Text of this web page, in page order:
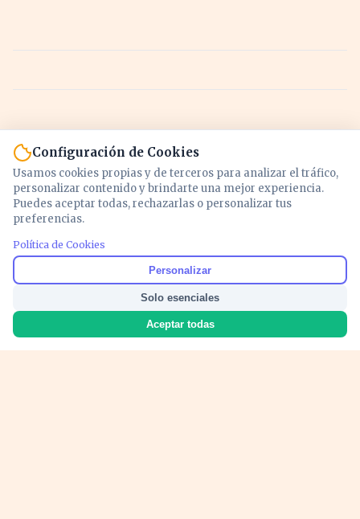
Noticias y análisis de economía, mercados,
inversión y política. Información actualizada
para entender lo que mueve tu dinero y tu
país.
Configuración de Cookies
Usamos cookies propias y de terceros para analizar el tráfico,
personalizar contenido y brindarte una mejor experiencia.
Puedes aceptar todas, rechazarlas o personalizar tus
preferencias.
Política de Cookies
Personalizar
Solo esenciales
Aceptar todas